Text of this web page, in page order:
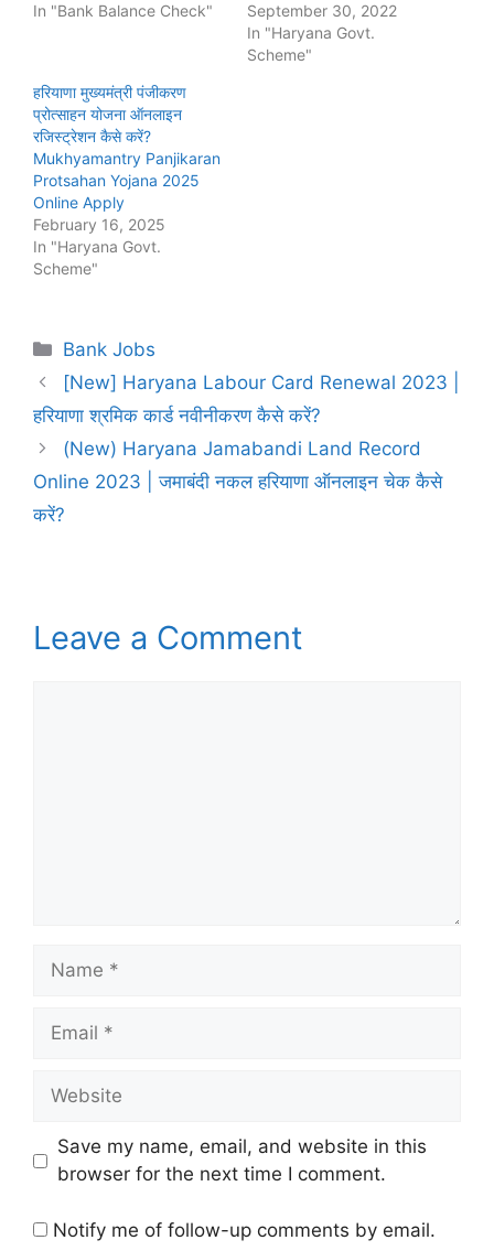
In "Bank Balance Check"
September 30, 2022
In "Haryana Govt.
Scheme"
हरियाणा मुख्यमंत्री पंजीकरण
प्रोत्साहन योजना ऑनलाइन
रजिस्ट्रेशन कैसे करें?
Mukhyamantry Panjikaran
Protsahan Yojana 2025
Online Apply
February 16, 2025
In "Haryana Govt.
Scheme"
Categories
Bank Jobs
[New] Haryana Labour Card Renewal 2023 |
हरियाणा श्रमिक कार्ड नवीनीकरण कैसे करें?
(New) Haryana Jamabandi Land Record
Online 2023 | जमाबंदी नकल हरियाणा ऑनलाइन चेक कैसे
करें?
Leave a Comment
Name
Email
Website
Save my name, email, and website in this
browser for the next time I comment.
Notify me of follow-up comments by email.